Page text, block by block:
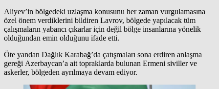
Aliyev’in bölgedeki uzlaşma konusunu her zaman vurgulamasına
özel önem verdiklerini bildiren Lavrov, bölgede yapılacak tüm
çalışmaların yabancı çıkarlar için değil bölge insanlarına yönelik
olduğundan emin olduğunu ifade etti.
Öte yandan Dağlık Karabağ’da çatışmaları sona erdiren anlaşma
gereği Azerbaycan’a ait topraklarda bulunan Ermeni siviller ve
askerler, bölgeden ayrılmaya devam ediyor.